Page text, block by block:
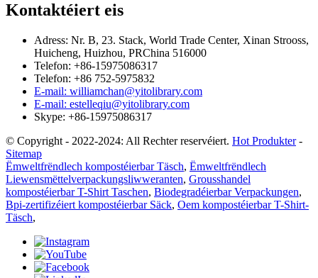
Kontaktéiert eis
Adress: Nr. B, 23. Stack, World Trade Center, Xinan Strooss,
Huicheng, Huizhou, PRChina 516000
Telefon: +86-15975086317
Telefon: +86 752-5975832
E-mail: williamchan@yitolibrary.com
E-mail: estelleqiu@yitolibrary.com
Skype: +86-15975086317
© Copyright - 2022-2024: All Rechter reservéiert. Hot Produkter-
Sitemap
Ëmweltfrëndlech kompostéierbar Täsch, Ëmweltfrëndlech
Liewensmëttelverpackungsliwweranten, Grousshandel
kompostéierbar T-Shirt Taschen, Biodegradéierbar Verpackungen,
Bpi-zertifizéiert kompostéierbar Säck, Oem kompostéierbar T-Shirt-
Täsch,